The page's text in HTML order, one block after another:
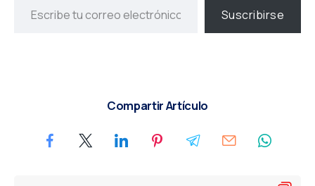
Suscribirse
Compartir Artículo